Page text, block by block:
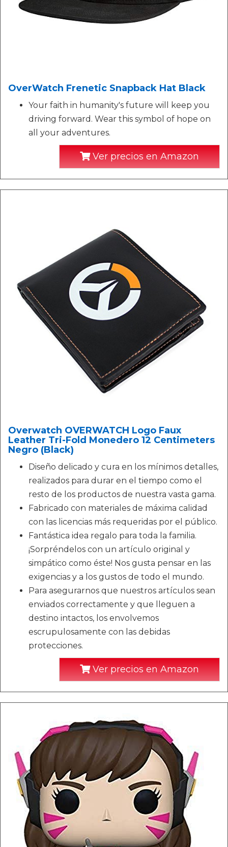
OverWatch Frenetic Snapback Hat Black
Your faith in humanity's future will keep you
driving forward. Wear this symbol of hope on
all your adventures.
Ver precios en Amazon
Overwatch OVERWATCH Logo Faux
Leather Tri-Fold Monedero 12 Centimeters
Negro (Black)
Diseño delicado y cura en los mínimos detalles,
realizados para durar en el tiempo como el
resto de los productos de nuestra vasta gama.
Fabricado con materiales de máxima calidad
con las licencias más requeridas por el público.
Fantástica idea regalo para toda la familia.
¡Sorpréndelos con un artículo original y
simpático como éste! Nos gusta pensar en las
exigencias y a los gustos de todo el mundo.
Para asegurarnos que nuestros artículos sean
enviados correctamente y que lleguen a
destino intactos, los envolvemos
escrupulosamente con las debidas
protecciones.
Ver precios en Amazon